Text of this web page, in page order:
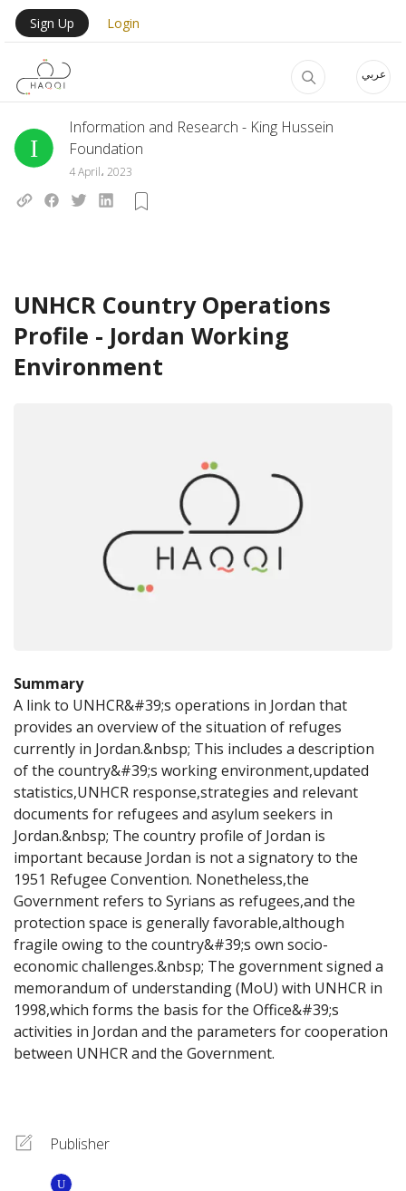
Skip to main content
عربي
User Login Menu
Sign Up Login
Information and Research - King Hussein
Foundation
4 April، 2023
UNHCR Country Operations
Profile - Jordan Working
Environment
Summary
A link to UNHCR&#39;s operations in Jordan that
provides an overview of the situation of refuges
currently in Jordan.&nbsp; This includes a description
of the country&#39;s working environment,updated
statistics,UNHCR response,strategies and relevant
documents for refugees and asylum seekers in
Jordan.&nbsp; The country profile of Jordan is
important because Jordan is not a signatory to the
1951 Refugee Convention. Nonetheless,the
Government refers to Syrians as refugees,and the
protection space is generally favorable,although
fragile owing to the country&#39;s own socio-
economic challenges.&nbsp; The government signed a
memorandum of understanding (MoU) with UNHCR in
1998,which forms the basis for the Office&#39;s
activities in Jordan and the parameters for cooperation
between UNHCR and the Government.
Publisher